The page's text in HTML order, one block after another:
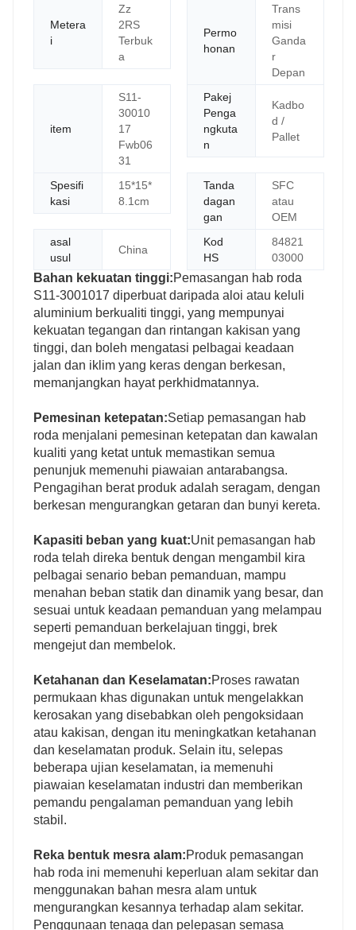
Metera
i
Zz
2RS
Terbuk
a
Permo
honan
Trans
misi
Ganda
r
Depan
item
S11-
30010
17
Fwb06
31
Pakej
Penga
ngkuta
n
Kadbo
d /
Pallet
Spesifi
kasi
15*15*
8.1cm
Tanda
dagan
gan
SFC
atau
OEM
asal
usul
China
Kod
HS
84821
03000
Bahan kekuatan tinggi:Pemasangan hab roda
S11-3001017 diperbuat daripada aloi atau keluli
aluminium berkualiti tinggi, yang mempunyai
kekuatan tegangan dan rintangan kakisan yang
tinggi, dan boleh mengatasi pelbagai keadaan
jalan dan iklim yang keras dengan berkesan,
memanjangkan hayat perkhidmatannya.
Pemesinan ketepatan:Setiap pemasangan hab
roda menjalani pemesinan ketepatan dan kawalan
kualiti yang ketat untuk memastikan semua
penunjuk memenuhi piawaian antarabangsa.
Pengagihan berat produk adalah seragam, dengan
berkesan mengurangkan getaran dan bunyi kereta.
Kapasiti beban yang kuat:Unit pemasangan hab
roda telah direka bentuk dengan mengambil kira
pelbagai senario beban pemanduan, mampu
menahan beban statik dan dinamik yang besar, dan
sesuai untuk keadaan pemanduan yang melampau
seperti pemanduan berkelajuan tinggi, brek
mengejut dan membelok.
Ketahanan dan Keselamatan:Proses rawatan
permukaan khas digunakan untuk mengelakkan
kerosakan yang disebabkan oleh pengoksidaan
atau kakisan, dengan itu meningkatkan ketahanan
dan keselamatan produk. Selain itu, selepas
beberapa ujian keselamatan, ia memenuhi
piawaian keselamatan industri dan memberikan
pemandu pengalaman pemanduan yang lebih
stabil.
Reka bentuk mesra alam:Produk pemasangan
hab roda ini memenuhi keperluan alam sekitar dan
menggunakan bahan mesra alam untuk
mengurangkan kesannya terhadap alam sekitar.
Penggunaan tenaga dan pelepasan semasa